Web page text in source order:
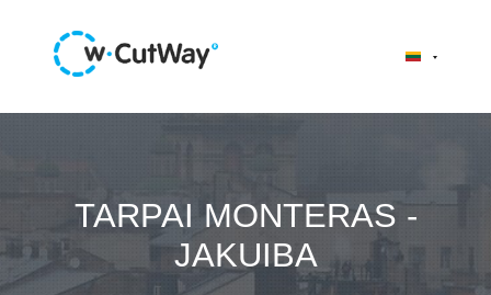
TARPAI MONTERAS -
JAKUIBA